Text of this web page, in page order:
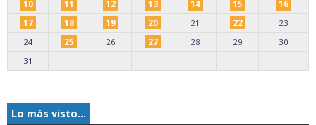
10
11 12 13 14 15
16
17
18 19 20 21 22
23
24
25 26 27 28 29
30
31
Lo más visto...